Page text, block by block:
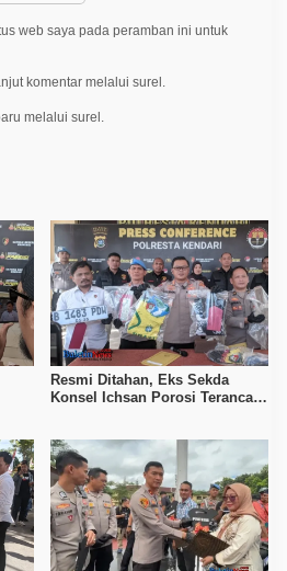
web saya pada peramban ini untuk
komentar melalui surel.
melalui surel.
Resmi Ditahan, Eks Sekda
Konsel Ichsan Porosi Terancam